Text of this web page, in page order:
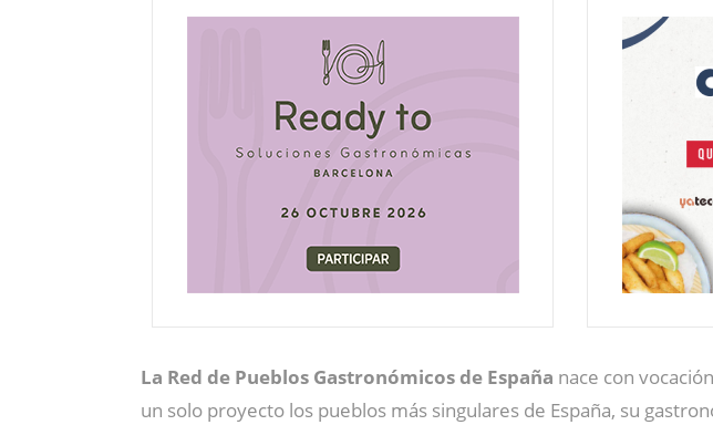
La Red de Pueblos Gastronómicos de España nace con
un solo proyecto los pueblos más singulares de España, su